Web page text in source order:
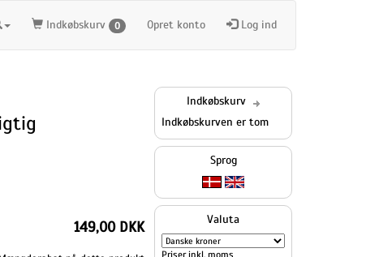
Indkøbskurv 0 Opret konto Log ind
149,00 DKK
Indkøbskurv
Indkøbskurven er tom
Sprog
Valuta
Priser inkl. moms